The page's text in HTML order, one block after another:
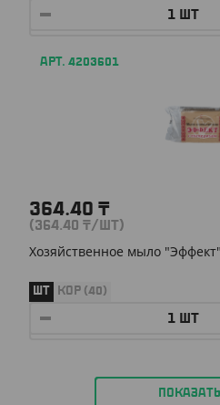
АРТ. 4203601
364.40 ₸
(364.40 ₸/ШТ)
Хозяйственное мыло
ШТ КОР (40)